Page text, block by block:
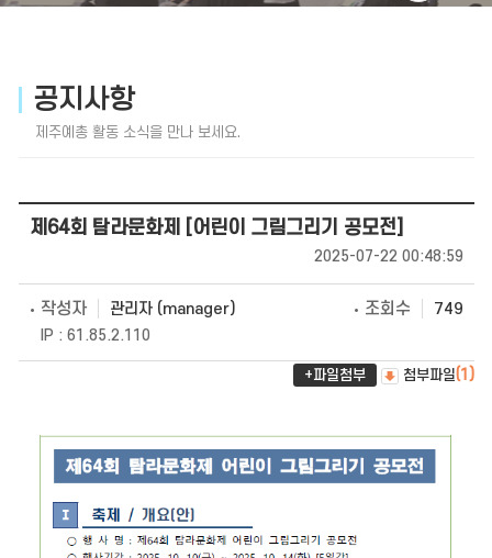
공지사항
제주예총 활동 소식을 만나 보세요.
제64회 탐라문화제 [어린이 그림그리기 공모전]
2025-07-22 00:48:59
작성자 관리자 (manager)
IP : 61.85.2.110
조회수 749
+파일첨부 첨부파일(1)